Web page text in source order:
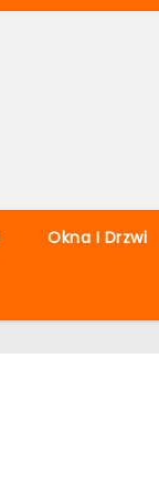
Okna I Drzwi